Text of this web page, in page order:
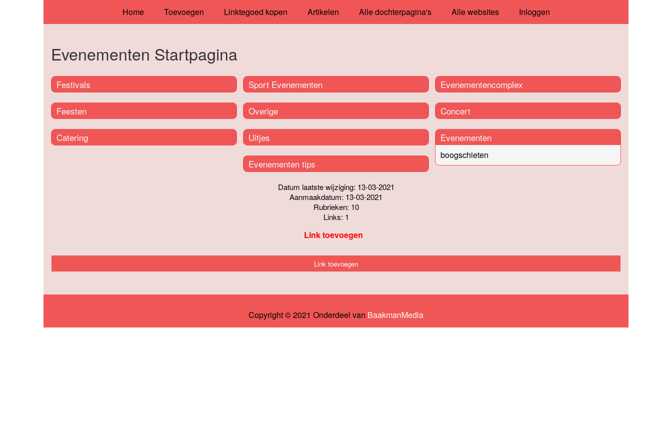
Home Toevoegen Linktegoed kopen Artikelen Alle dochterpagina's Alle websites Inloggen
Evenementen Startpagina
Festivals
Feesten
Catering
Sport Evenementen
Overige
Uitjes
Evenementen tips
Evenementencomplex
Concert
Evenementen
boogschieten
Datum laatste wijziging: 13-03-2021
Aanmaakdatum: 13-03-2021
Rubrieken: 10
Links: 1
Link toevoegen
Link toevoegen
Copyright © 2021 Onderdeel van BaakmanMedia